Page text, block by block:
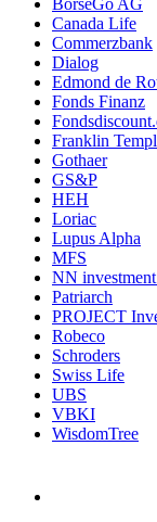
Canada Life
Commerzbank
Dialog
Edmond de
Fonds Finanz
Franklin
Gothaer
GS&P
HEH
Loriac
Lupus Alpha
MFS
NN
Patriarch
PROJECT
Robeco
Schroders
Swiss Life
UBS
VBKI
WisdomTree